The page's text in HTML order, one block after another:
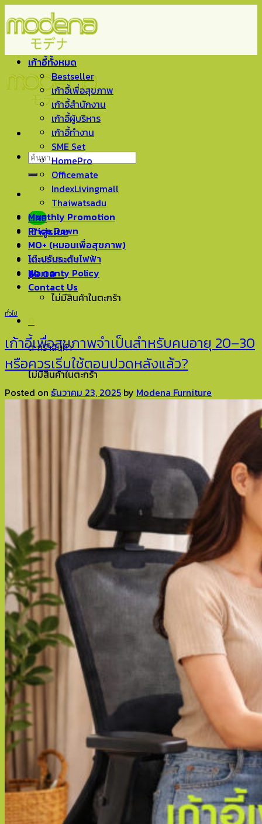
to
content
ค้นหา:
LINE
เข้าสู่ระบบ
ตะกร้าสินค้า
฿0.000
ไม่มีสินค้าในตะกร้า
ตะกร้าสินค้า
ไม่มีสินค้าในตะกร้า
เก้าอี้ทั้งหมด
Bestseller
เก้าอี้เพื่อสุขภาพ
เก้าอี้สำนักงาน
เก้าอี้ผู้บริหาร
เก้าอี้ทำงาน
SME Set
HomePro
Officemate
IndexLivingmall
Thaiwatsadu
Monthly Promotion
Price Down
MO+ (หมอนเพื่อสุขภาพ)
โต๊ะปรับระดับไฟฟ้า
Warranty Policy
Contact Us
ทั่วไป
เก้าอี้เพื่อสุขภาพจำเป็นสำหรับคนอายุ 20–30
หรือควรเริ่มใช้ตอนปวดหลังแล้ว?
Posted on ธันวาคม 23, 2025 by Modena Furniture